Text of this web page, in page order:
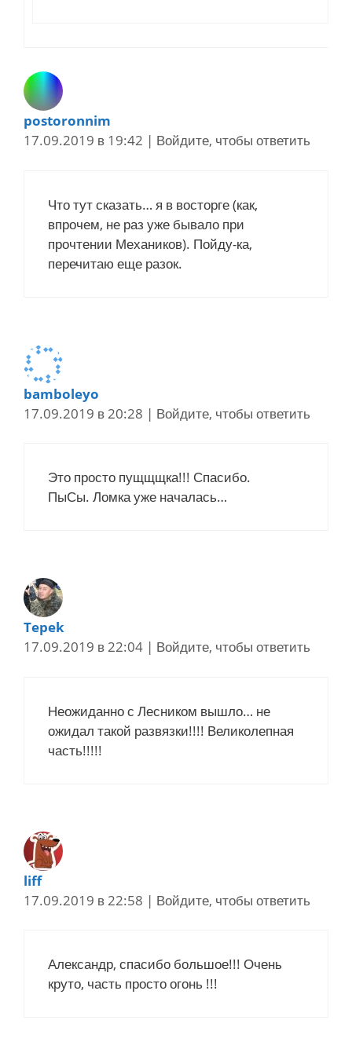
postoronnim
17.09.2019 в 19:42 | Войдите, чтобы ответить
Что тут сказать… я в восторге (как,
впрочем, не раз уже бывало при
прочтении Механиков). Пойду-ка,
перечитаю еще разок.
bamboleyo
17.09.2019 в 20:28 | Войдите, чтобы ответить
Это просто пущщщка!!! Спасибо.
ПыСы. Ломка уже началась…
Tepek
17.09.2019 в 22:04 | Войдите, чтобы ответить
Неожиданно с Лесником вышло… не
ожидал такой развязки!!!! Великолепная
часть!!!!!
liff
17.09.2019 в 22:58 | Войдите, чтобы ответить
Александр, спасибо большое!!! Очень
круто, часть просто огонь !!!